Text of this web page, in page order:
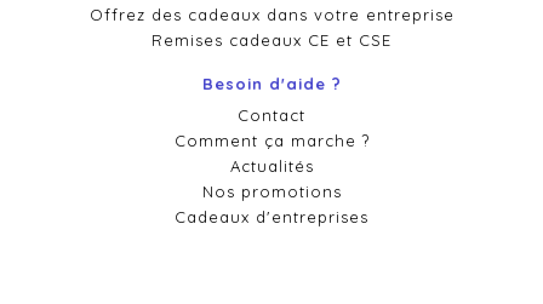
Offrez des cadeaux dans votre entreprise
Remises cadeaux CE et CSE
Besoin d'aide ?
Contact
Comment ça marche ?
Actualités
Nos promotions
Cadeaux d'entreprises